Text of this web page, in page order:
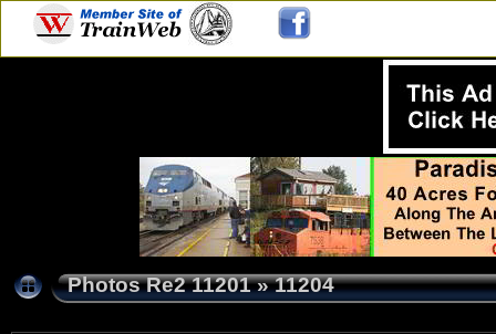
Photos Re2 11201»11204